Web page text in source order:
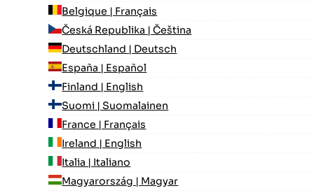
Belgique | Français
Česká Republika | Čeština
Deutschland | Deutsch
España | Español
Finland | English
Suomi | Suomalainen
France | Français
Ireland | English
Italia | Italiano
Magyarország | Magyar